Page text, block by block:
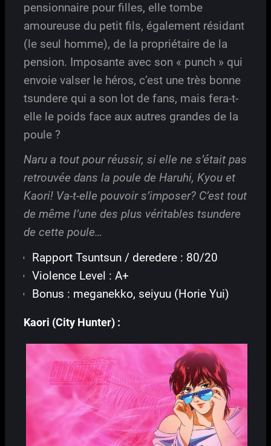
pensionnaire pour filles, elle tombe
amoureuse du petit fils, également résidant
(le seul homme), de la propriétaire de la
pension. Imposante avec son « punch » qui
envoie valser le héros, c’est une très bonne
tsundere qui a son lot de fans, mais fera-t-
elle le poids face aux autres grandes de la
poule ?
Naru a tout pour réussir, si elle ne s’était pas
retrouvée dans la poule de Haruhi, Kyou et
Kaori! Va-t-elle pouvoir s’imposer? C’est tout
de même l’une des plus véritables tsundere
de cette poule…
Rapport Tsuntsun / deredere : 80/20
Violence Level : A+
Bonus : meganekko, seiyuu (Horie Yui)
Kaori (City Hunter) :